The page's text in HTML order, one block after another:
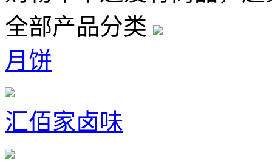
全部产品分类
月饼
汇佰家卤味